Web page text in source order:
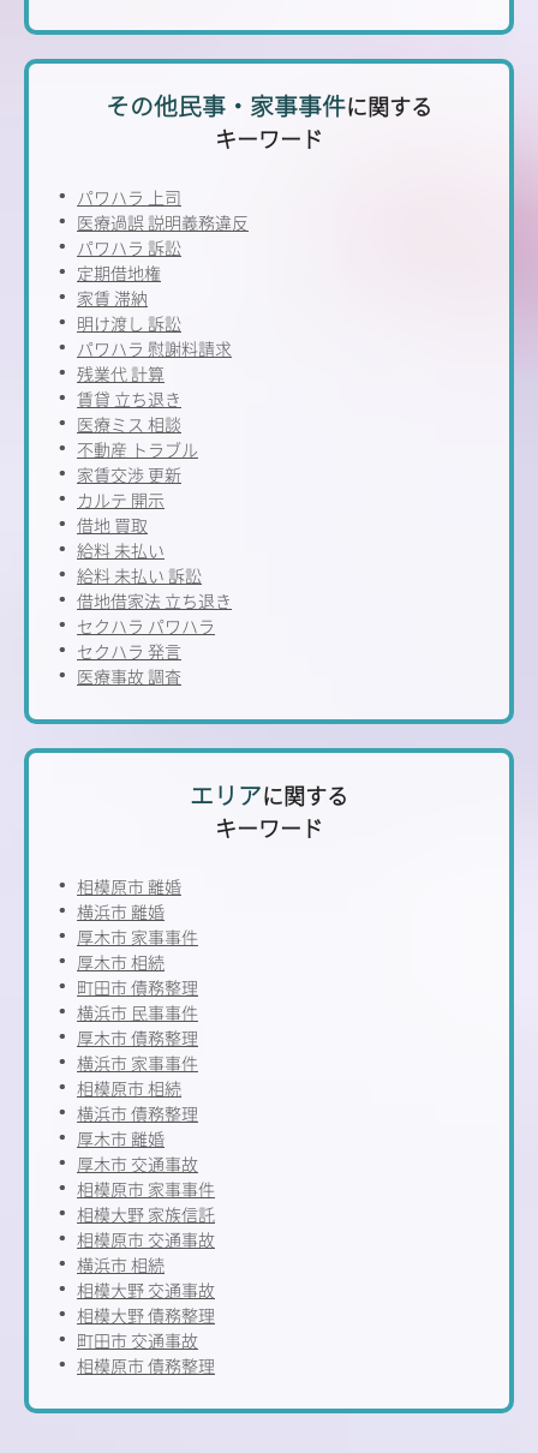
その他民事・家事事件に関する
キーワード
パワハラ 上司
医療過誤 説明義務違反
パワハラ 訴訟
定期借地権
家賃 滞納
明け渡し 訴訟
パワハラ 慰謝料請求
残業代 計算
賃貸 立ち退き
医療ミス 相談
不動産 トラブル
家賃交渉 更新
カルテ 開示
借地 買取
給料 未払い
給料 未払い 訴訟
借地借家法 立ち退き
セクハラ パワハラ
セクハラ 発言
医療事故 調査
エリアに関する
キーワード
相模原市 離婚
横浜市 離婚
厚木市 家事事件
厚木市 相続
町田市 債務整理
横浜市 民事事件
厚木市 債務整理
横浜市 家事事件
相模原市 相続
横浜市 債務整理
厚木市 離婚
厚木市 交通事故
相模原市 家事事件
相模大野 家族信託
相模原市 交通事故
横浜市 相続
相模大野 交通事故
相模大野 債務整理
町田市 交通事故
相模原市 債務整理